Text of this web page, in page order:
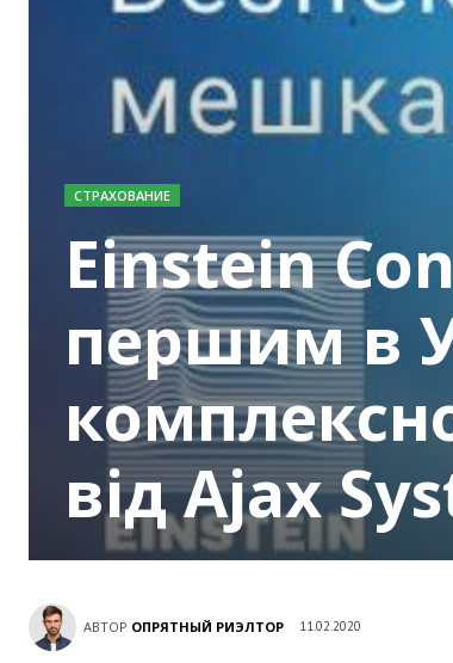
СТРАХОВАНИЕ
Einstein
першим в
від Ajax
АВТОР ОПРЯТНЫЙ РИЭЛТОР 11.02.2020